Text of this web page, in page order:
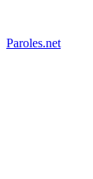
Paroles.net